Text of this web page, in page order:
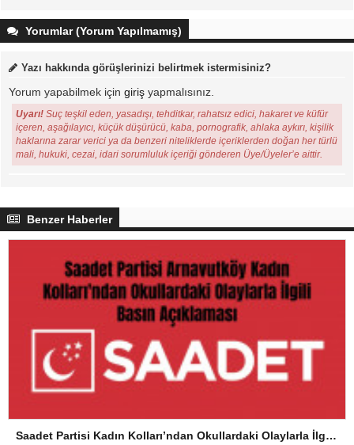
Yorumlar (Yorum Yapılmamış)
Yazı hakkında görüşlerinizi belirtmek istermisiniz?
Yorum yapabilmek için giriş yapmalısınız.
Uyarı! Suç teşkil eden, yasadışı, tehditkar, rahatsız edici, hakaret ve küfür
içeren, aşağılayıcı, küçük düşürücü, kaba, pornografik, ahlaka aykırı, kişilik
haklarına zarar verici ya da benzeri niteliklerde içeriklerden doğan her türlü
mali, hukuki, cezai, idari sorumluluk içeriği gönderen Üye/Üyeler’e aittir.
Benzer Haberler
Saadet Partisi Kadın Kolları’ndan Okullardaki Olaylarla İlgili Basın Açıklaması